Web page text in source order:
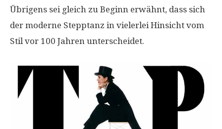
Übrigens sei gleich zu Beginn erwähnt, dass sich
der moderne Stepptanz in vielerlei Hinsicht vom
Stil vor 100 Jahren unterscheidet.